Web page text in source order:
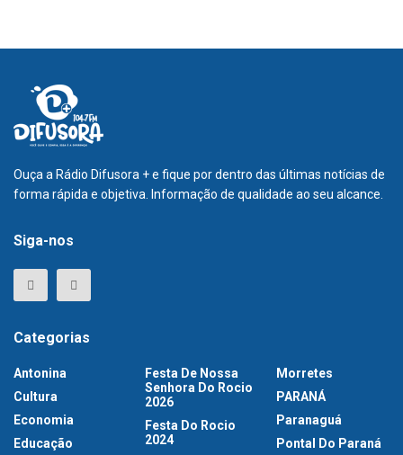
Ouça a Rádio Difusora + e fique por dentro das últimas notícias de
forma rápida e objetiva. Informação de qualidade ao seu alcance.
Siga-nos
Categorias
Antonina
Cultura
Economia
Educação
Festa De Nossa
Senhora Do Rocio
2026
Festa Do Rocio
2024
Morretes
PARANÁ
Paranaguá
Pontal Do Paraná